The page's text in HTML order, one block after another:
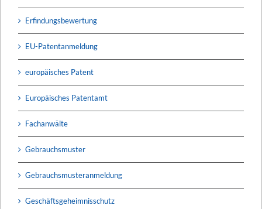
Erfindungsbewertung
EU-Patentanmeldung
europäisches Patent
Europäisches Patentamt
Fachanwälte
Gebrauchsmuster
Gebrauchsmusteranmeldung
Geschäftsgeheimnisschutz